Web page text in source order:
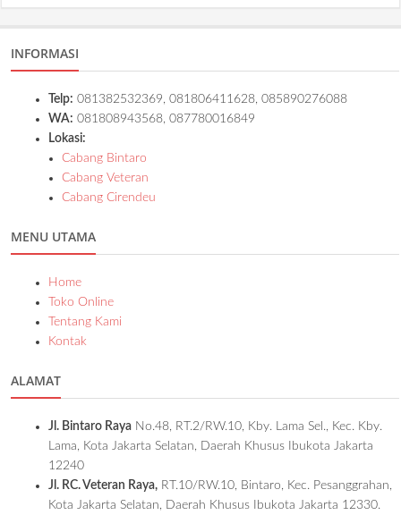
INFORMASI
Telp: 081382532369, 081806411628, 085890276088
WA: 081808943568, 087780016849
Lokasi:
Cabang Bintaro
Cabang Veteran
Cabang Cirendeu
MENU UTAMA
Home
Toko Online
Tentang Kami
Kontak
ALAMAT
Jl. Bintaro Raya No.48, RT.2/RW.10, Kby. Lama Sel., Kec. Kby.
Lama, Kota Jakarta Selatan, Daerah Khusus Ibukota Jakarta
12240
Jl. RC. Veteran Raya, RT.10/RW.10, Bintaro, Kec. Pesanggrahan,
Kota Jakarta Selatan, Daerah Khusus Ibukota Jakarta 12330.